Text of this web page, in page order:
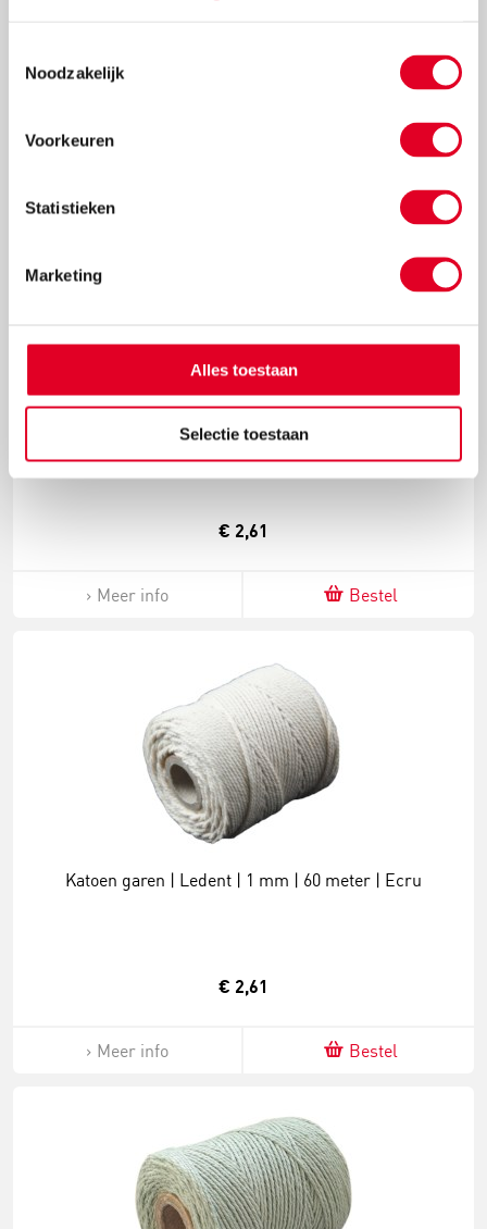
Noodzakelijk
Voorkeuren
Statistieken
Marketing
Alles toestaan
Selectie toestaan
Meer info
Katoen garen | Ledent | 1 mm | 60 meter | Donkerroze
€ 2,61
Meer info Bestel
Katoen garen | Ledent | 1 mm | 60 meter | Ecru
€ 2,61
Meer info Bestel